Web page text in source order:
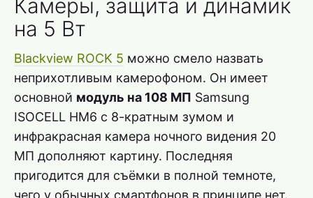
Камеры, защита и динамик
на 5 Вт
Blackview ROCK 5 можно смело назвать
неприхотливым камерофоном. Он имеет
основной модуль на 108 МП Samsung
ISOCELL HM6 с 8-кратным зумом и
инфракрасная камера ночного видения 20
МП дополняют картину. Последняя
пригодится для съёмки в полной темноте,
чего у обычных смартфонов в принципе нет.